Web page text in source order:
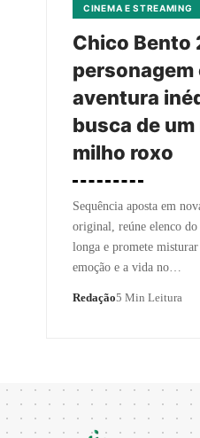
CINEMA E STREAMING
Chico Bento
personagem
aventura
busca de um
milho roxo
Sequência aposta em
original, reúne elenco
longa e promete misturar
emoção e a vida no…
Redação5 Min Leitura